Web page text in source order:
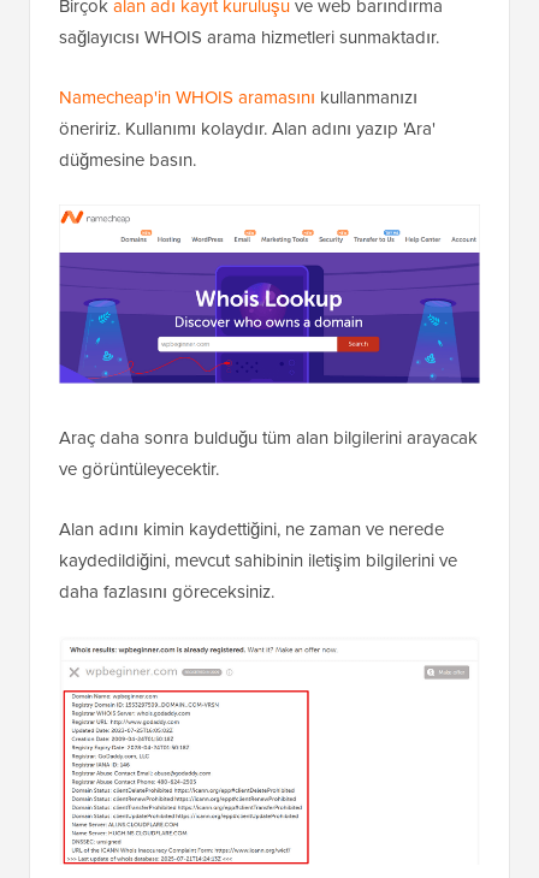
Birçokalan adı kayıt kuruluşuve web barındırma
sağlayıcısı WHOIS arama hizmetleri sunmaktadır.
Namecheap'in WHOIS aramasını kullanmanızı
öneririz. Kullanımı kolaydır. Alan adını yazıp 'Ara'
düğmesine basın.
Araç daha sonra bulduğu tüm alan bilgilerini arayacak
ve görüntüleyecektir.
Alan adını kimin kaydettiğini, ne zaman ve nerede
kaydedildiğini, mevcut sahibinin iletişim bilgilerini ve
daha fazlasını göreceksiniz.